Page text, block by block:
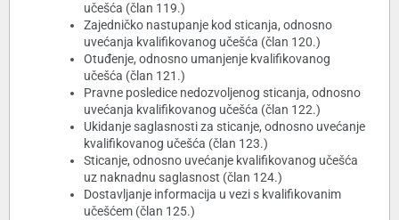
učešća (član 119.)
Zajedničko nastupanje kod sticanja, odnosno
uvećanja kvalifikovanog učešća (član 120.)
Otuđenje, odnosno umanjenje kvalifikovanog
učešća (član 121.)
Pravne posledice nedozvoljenog sticanja, odnosno
uvećanja kvalifikovanog učešća (član 122.)
Ukidanje saglasnosti za sticanje, odnosno uvećanje
kvalifikovanog učešća (član 123.)
Sticanje, odnosno uvećanje kvalifikovanog učešća
uz naknadnu saglasnost (član 124.)
Dostavljanje informacija u vezi s kvalifikovanim
učešćem (član 125.)